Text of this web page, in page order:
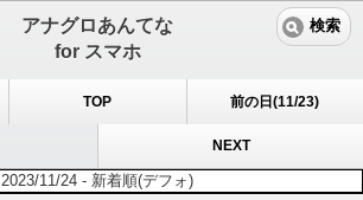
アナグロあんてな
for スマホ
検索
TOP 前の日(11/23)
NEXT
2023/11/24 - 新着順(デフォ)